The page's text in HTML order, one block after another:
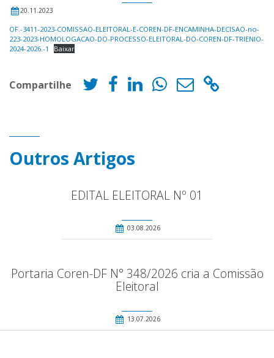
20.11.2023
OF.-3411-2023-COMISSAO-ELEITORAL-E-COREN-DF-ENCAMINHA-DECISAO-no-
223-2023-HOMOLOGACAO-DO-PROCESSO-ELEITORAL-DO-COREN-DF-TRIENIO-
2024-2026.-1
Baixar
Compartilhe
Outros Artigos
EDITAL ELEITORAL Nº 01
03.08.2026
Portaria Coren-DF N° 348/2026 cria a Comissão
Eleitoral
13.07.2026